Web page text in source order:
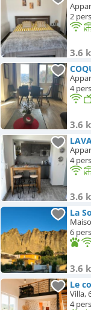
2
3.6
4
3.6
4
3.6
La
6
3.6
Le
Villa,
4